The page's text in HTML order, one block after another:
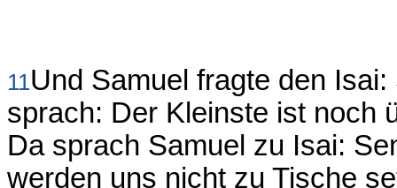
11Und Samuel fragte den
sprach: Der Kleinste ist noch
Da sprach Samuel zu Isai:
werden uns nicht zu Tische